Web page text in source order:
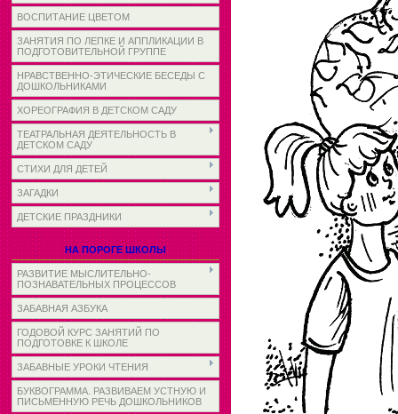
ВОСПИТАНИЕ ЦВЕТОМ
ЗАНЯТИЯ ПО ЛЕПКЕ И АППЛИКАЦИИ В
ПОДГОТОВИТЕЛЬНОЙ ГРУППЕ
НРАВСТВЕННО-ЭТИЧЕСКИЕ БЕСЕДЫ С
ДОШКОЛЬНИКАМИ
ХОРЕОГРАФИЯ В ДЕТСКОМ САДУ
ТЕАТРАЛЬНАЯ ДЕЯТЕЛЬНОСТЬ В
ДЕТСКОМ САДУ
СТИХИ ДЛЯ ДЕТЕЙ
ЗАГАДКИ
ДЕТСКИЕ ПРАЗДНИКИ
НА ПОРОГЕ ШКОЛЫ
РАЗВИТИЕ МЫСЛИТЕЛЬНО-
ПОЗНАВАТЕЛЬНЫХ ПРОЦЕССОВ
ЗАБАВНАЯ АЗБУКА
ГОДОВОЙ КУРС ЗАНЯТИЙ ПО
ПОДГОТОВКЕ К ШКОЛЕ
ЗАБАВНЫЕ УРОКИ ЧТЕНИЯ
БУКВОГРАММА. РАЗВИВАЕМ УСТНУЮ И
ПИСЬМЕННУЮ РЕЧЬ ДОШКОЛЬНИКОВ